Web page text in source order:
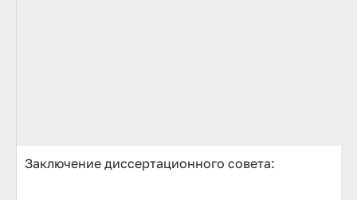
Заключение диссертационного совета: